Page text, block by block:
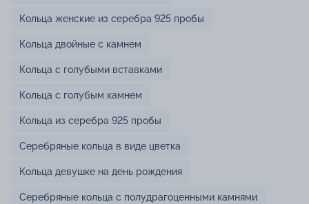
Кольца женские из серебра 925 пробы
Кольца двойные с камнем
Кольца с голубыми вставками
Кольца с голубым камнем
Кольца из серебра 925 пробы
Серебряные кольца в виде цветка
Кольца девушке на день рождения
Серебряные кольца с полудрагоценными камнями